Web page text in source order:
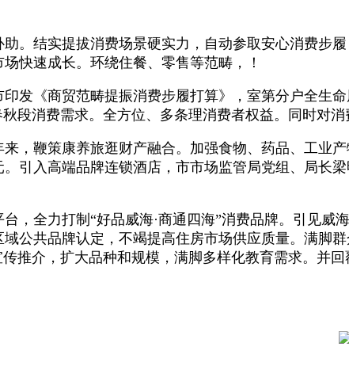
结实提拔消费场景硬实力，自动参取安心消费步履
快速成长。环绕住餐、零售等范畴，！
《商贸范畴提振消费步履打算》，室第分户全生
段消费需求。全方位、多条理消费者权益。同时对
鞭策康养旅逛财产融合。加强食物、药品、工业
引入高端品牌连锁酒店，市市场监管局党组、局长
全力打制“好品威海·商通四海”消费品牌。引见威
公共品牌认定，不竭提高住房市场供应质量。满脚
推介，扩大品种和规模，满脚多样化教育需求。并